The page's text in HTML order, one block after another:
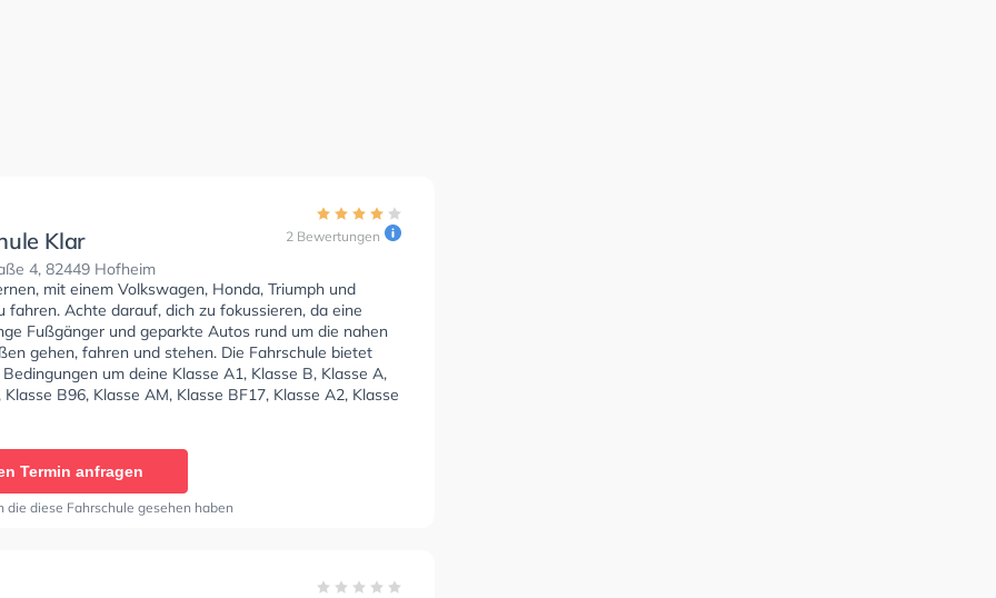
Klar
4, 82449 Hofheim
2 Bewertungen
mit einem Volkswagen, Honda, Triumph und
fahren. Achte darauf, dich zu fokussieren, da eine
Fußgänger und geparkte Autos rund um die nahen
gehen, fahren und stehen. Die Fahrschule bietet
um deine Klasse A1, Klasse B, Klasse A,
Klasse B96, Klasse AM, Klasse BF17, Klasse A2, Klasse
C1E, Klasse C, Klasse CE, Klasse D1, Klasse DE1,
Klar Sie können einen Termin online anfragen.
Termin anfragen
die diese Fahrschule gesehen haben